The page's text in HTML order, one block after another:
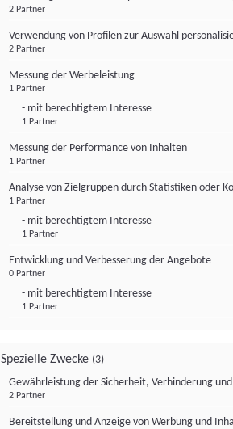
2 Partner
Verwendung von Profilen zur Auswahl
2 Partner
Messung der Werbeleistung
1 Partner
- mit berechtigtem Interesse
1 Partner
Messung der Performance von Inhalten
1 Partner
Analyse von Zielgruppen durch Statistiken oder
1 Partner
- mit berechtigtem Interesse
1 Partner
Entwicklung und Verbesserung der Angebote
0 Partner
- mit berechtigtem Interesse
1 Partner
Spezielle Zwecke (3)
Gewährleistung der Sicherheit, Verhinderung
2 Partner
Bereitstellung und Anzeige von Werbung und